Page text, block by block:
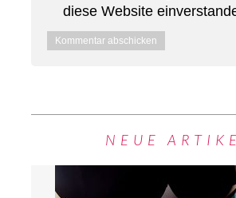
diese Website
NEUE